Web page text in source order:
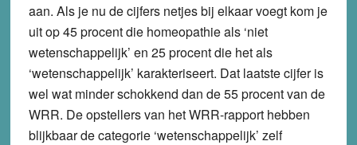
aan. Als je nu de cijfers netjes bij elkaar voegt kom je
uit op 45 procent die homeopathie als ‘niet
wetenschappelijk’ en 25 procent die het als
‘wetenschappelijk’ karakteriseert. Dat laatste cijfer is
wel wat minder schokkend dan de 55 procent van de
WRR. De opstellers van het WRR-rapport hebben
blijkbaar de categorie ‘wetenschappelijk’ zelf